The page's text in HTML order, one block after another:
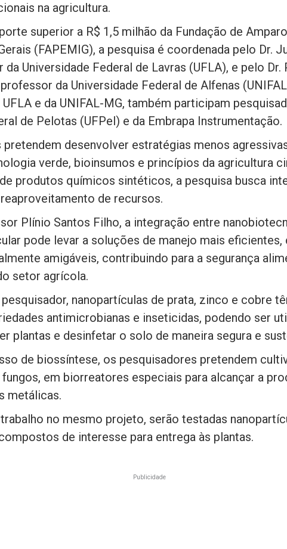
na agricultura.
superior a R$ 1,5 milhão da Fundação de
(FAPEMIG), a pesquisa é coordenada pelo Dr.
da Universidade Federal de Lavras (UFLA), e pelo Dr.
da Universidade Federal de Alfenas
e da UNIFAL-MG, também participam
de Pelotas (UFPel) e da Embrapa Instrumentação.
pretendem desenvolver estratégias menos
verde, bioinsumos e princípios da agricultura
produtos químicos sintéticos, a pesquisa busca
de recursos.
Plínio Santos Filho, a integração entre
pode levar a soluções de manejo mais
amigáveis, contribuindo para a segurança
setor agrícola.
nanopartículas de prata, zinco e cobre
antimicrobianas e inseticidas, podendo ser
plantas e desinfetar o solo de maneira segura e
de biossíntese, os pesquisadores pretendem
em biorreatores especiais para alcançar a
metálicas.
no mesmo projeto, serão testadas
de interesse para entrega às plantas.
Publicidade